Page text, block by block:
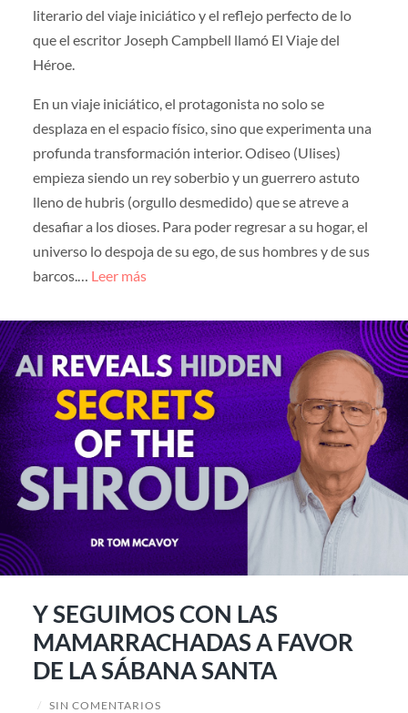
literario del viaje iniciático y el reflejo perfecto de lo
que el escritor Joseph Campbell llamó El Viaje del
Héroe.
En un viaje iniciático, el protagonista no solo se
desplaza en el espacio físico, sino que experimenta una
profunda transformación interior. Odiseo (Ulises)
empieza siendo un rey soberbio y un guerrero astuto
lleno de hubris (orgullo desmedido) que se atreve a
desafiar a los dioses. Para poder regresar a su hogar, el
universo lo despoja de su ego, de sus hombres y de sus
barcos.… Leer más
Y SEGUIMOS CON LAS
MAMARRACHADAS A FAVOR
DE LA SÁBANA SANTA
/ SIN COMENTARIOS